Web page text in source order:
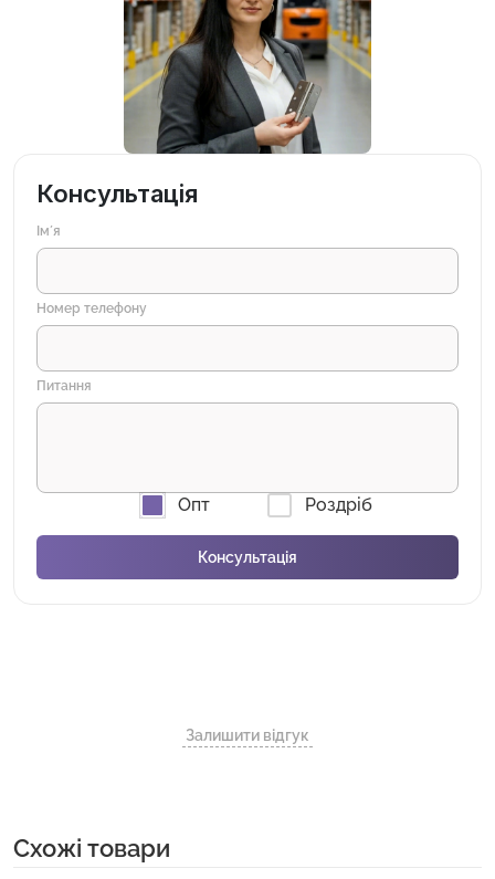
Консультація
Імʼя
Номер телефону
Питання
Опт Роздріб
Залишити відгук
Cхожі товари